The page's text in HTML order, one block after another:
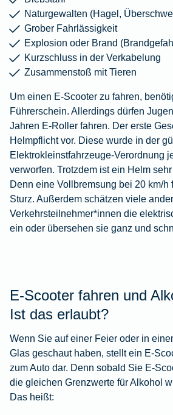
Naturgewalten (Hagel,
Grober Fahrlässigkeit
Explosion oder Brand
Kurzschluss in der Verkabelung
Zusammenstoß mit Tieren
Um einen E-Scooter zu fahren,
Führerschein. Allerdings dürfen
Jahren E-Roller fahren. Der erste
Helmpflicht vor. Diese wurde in der
Elektrokleinstfahrzeuge-Verordnung
verworfen. Trotzdem ist ein Helm
Denn eine Vollbremsung bei 20 km/h
Sturz. Außerdem schätzen viele
Verkehrsteilnehmer*innen die
ein oder übersehen sie ganz und
E-Scooter fahren und
Ist das erlaubt?
Wenn Sie auf einer Feier oder in
Glas geschaut haben, stellt ein E-
zum Auto dar. Denn sobald Sie E-
die gleichen Grenzwerte für Alkohol
Das heißt: